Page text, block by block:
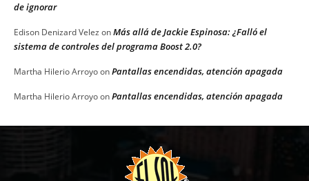
de ignorar
Edison Denizard Velez onMás allá de Jackie Espinosa: ¿Falló el
sistema de controles del programa Boost 2.0?
Martha Hilerio ArroyoonPantallas encendidas, atención apagada
Martha Hilerio ArroyoonPantallas encendidas, atención apagada